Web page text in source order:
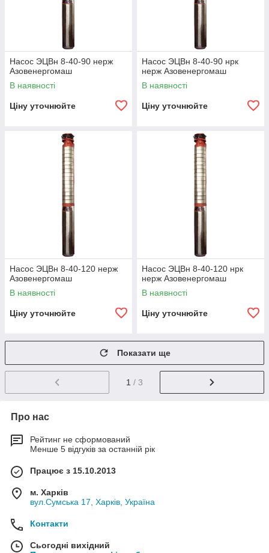
Насос ЭЦВн 8-40-90 нерж
Азовенергомаш
В наявності
Ціну уточнюйте
Насос ЭЦВн 8-40-90 нрк
нерж Азовенергомаш
В наявності
Ціну уточнюйте
Насос ЭЦВн 8-40-120 нерж
Азовенергомаш
В наявності
Ціну уточнюйте
Насос ЭЦВн 8-40-120 нрк
нерж Азовенергомаш
В наявності
Ціну уточнюйте
Показати ще
1 / 3
Про нас
Рейтинг не сформований
Менше 5 відгуків за останній рік
Працює з 15.10.2013
м. Харків
вул.Сумська 17, Харків, Україна
Контакти
Сьогодні вихідний